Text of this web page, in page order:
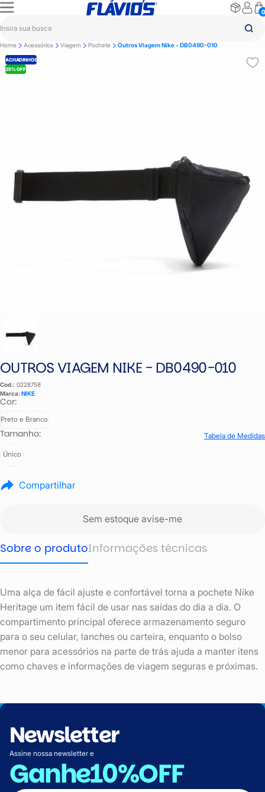
0
Home Acessórios Viagem Pochete Outros Viagem Nike - DB0490-010
25% OFF
ACHADINHOS
OUTROS VIAGEM NIKE - DB0490-010
Cod.: 0228758
Marca: NIKE
Cor:
Preto e Branco
Tamanho: Tabela de Medidas
Único
Compartilhar
Sem estoque avise-me
Sobre o produtoInformações técnicas
Uma alça de fácil ajuste e confortável torna a pochete Nike
Heritage um item fácil de usar nas saídas do dia a dia. O
compartimento principal oferece armazenamento seguro
para o seu celular, lanches ou carteira, enquanto o bolso
menor para acessórios na parte de trás ajuda a manter itens
como chaves e informações de viagem seguras e próximas.
Newsletter
Assine nossa newsletter e
Ganhe10%OFF